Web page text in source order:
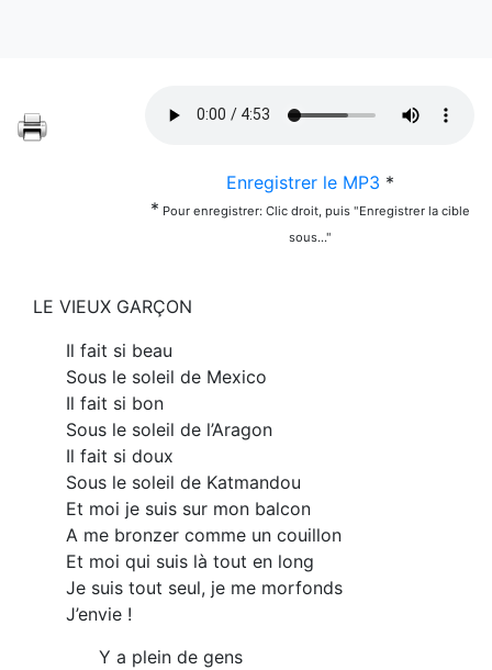
Enregistrer le MP3 *
* Pour enregistrer: Clic droit, puis "Enregistrer la cible
sous..."
LE VIEUX GARÇON
Il fait si beau
Sous le soleil de Mexico
Il fait si bon
Sous le soleil de l’Aragon
Il fait si doux
Sous le soleil de Katmandou
Et moi je suis sur mon balcon
A me bronzer comme un couillon
Et moi qui suis là tout en long
Je suis tout seul, je me morfonds
J’envie !
Y a plein de gens